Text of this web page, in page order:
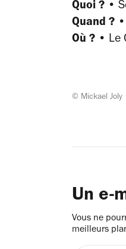
Quoi ? •
Quand ? •
Où ? • Le
© Mickael Joly
Un e-
Vous ne
meilleurs